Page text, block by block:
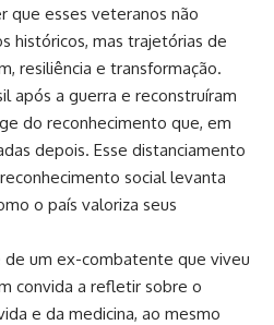
que esses veteranos não
históricos, mas trajetórias de
resiliência e transformação.
após a guerra e reconstruíram
do reconhecimento que, em
depois. Esse distanciamento
social levanta
o país valoriza seus
de um ex-combatente que viveu
convida a refletir sobre o
e da medicina, ao mesmo